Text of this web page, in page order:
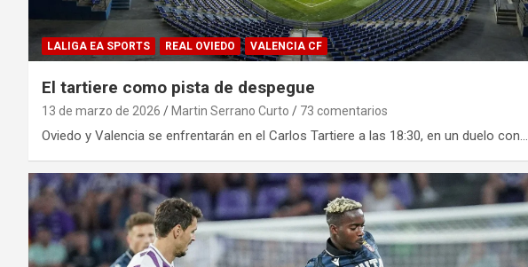
LALIGA EA SPORTS REAL OVIEDO VALENCIA CF
El tartiere como pista de despegue
13 de marzo de 2026 Martin Serrano Curto 73 comentarios
Oviedo y Valencia se enfrentarán en el Carlos Tartiere a las 18:30, en un duelo con…